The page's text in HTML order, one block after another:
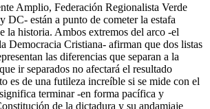
Amplio, Federación Regionalista Verde
DC- están a punto de cometer la estafa
la historia. Ambos extremos del arco -el
Democracia Cristiana- afirman que dos listas
las diferencias que separan a la
ir separados no afectará el resultado
es de una futileza increíble si se mide con el
terminar -en forma pacífica y
de la dictadura y su andamiaje